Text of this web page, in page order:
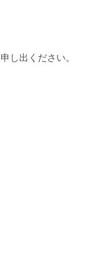
し出ください。